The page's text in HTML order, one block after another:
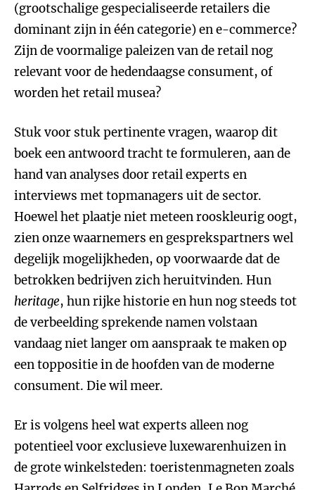
(grootschalige gespecialiseerde retailers die
dominant zijn in één categorie) en e-commerce?
Zijn de voormalige paleizen van de retail nog
relevant voor de hedendaagse consument, of
worden het retail musea?
Stuk voor stuk pertinente vragen, waarop dit
boek een antwoord tracht te formuleren, aan de
hand van analyses door retail experts en
interviews met topmanagers uit de sector.
Hoewel het plaatje niet meteen rooskleurig oogt,
zien onze waarnemers en gesprekspartners wel
degelijk mogelijkheden, op voorwaarde dat de
betrokken bedrijven zich heruitvinden. Hun
heritage, hun rijke historie en hun nog steeds tot
de verbeelding sprekende namen volstaan
vandaag niet langer om aanspraak te maken op
een toppositie in de hoofden van de moderne
consument. Die wil meer.
Er is volgens heel wat experts alleen nog
potentieel voor exclusieve luxewarenhuizen in
de grote winkelsteden: toeristenmagneten zoals